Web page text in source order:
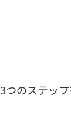
のステップ